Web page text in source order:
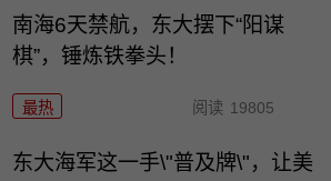
南海6天禁航，东大摆下“阳谋
棋”，锤炼铁拳头！
最热 阅读 19805
东大海军这一手\"普及牌\"，让美